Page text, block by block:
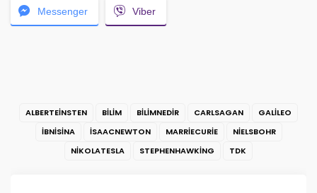
Messenger Viber
ALBERTEINSTEN BILIM BILIMNEDIR CARLSAGAN
GALILEO
IBNISINA
ISAACNEWTON MARRIECURIE
NIELSBOHR
NIKOLATESLA
STEPHENHAWKING TDK